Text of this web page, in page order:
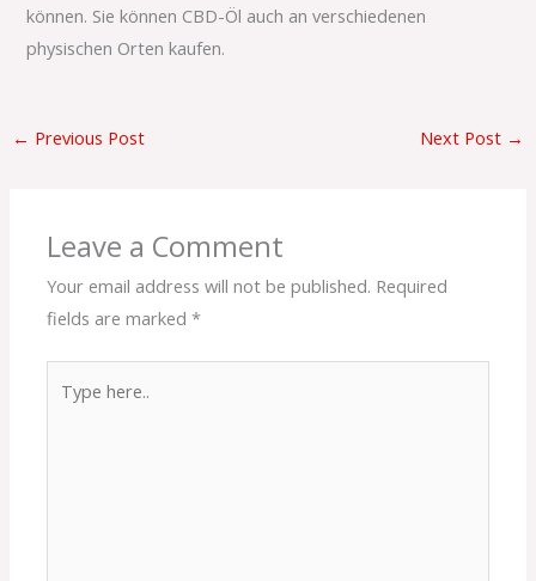
können. Sie können CBD-Öl auch an verschiedenen
physischen Orten kaufen.
← Previous Post Next Post →
Leave a Comment
Your email address will not be published. Required
fields are marked*
here..